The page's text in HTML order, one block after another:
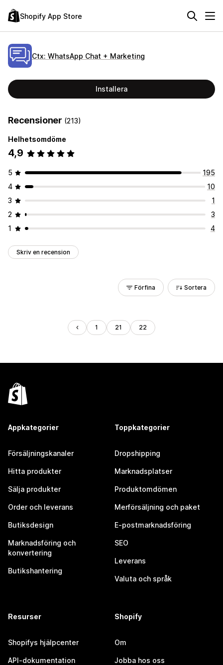
Shopify App Store
Ctx: WhatsApp Chat + Marketing
Installera
Recensioner (213)
Helhetsomdöme
4,9
5
195
4
10
3
1
2
3
1
4
Skriv en recension
Förfina Sortera
1 21 22
Appkategorier
Försäljningskanaler
Hitta produkter
Sälja produkter
Order och leverans
Butiksdesign
Marknadsföring och
konvertering
Butikshantering
Toppkategorier
Dropshipping
Marknadsplatser
Produktomdömen
Merförsäljning och paket
E-postmarknadsföring
SEO
Leverans
Valuta och språk
Resurser
Shopifys hjälpcenter
API-dokumentation
Shopify
Om
Jobba hos oss